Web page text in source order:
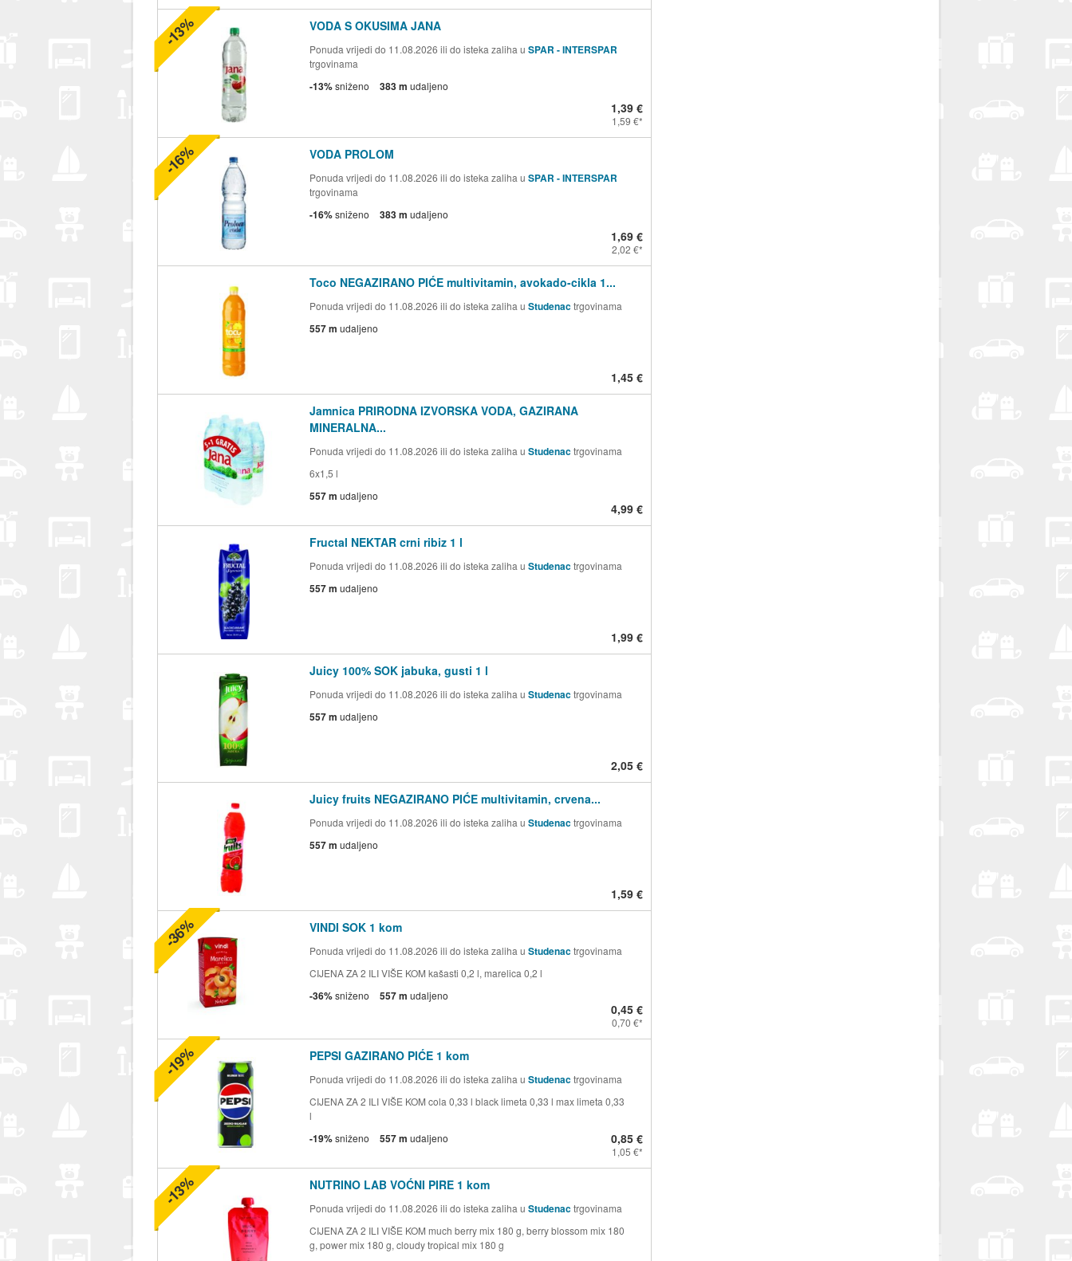
VODA S OKUSIMA JANA
Ponuda vrijedi do 11.08.2026 ili do isteka zaliha u SPAR - INTERSPAR
trgovinama
-13%sniženo 383 m udaljeno
1,39 €
1,59 €
-13%
VODA PROLOM
Ponuda vrijedi do 11.08.2026 ili do isteka zaliha u SPAR - INTERSPAR
trgovinama
-16%sniženo 383 m udaljeno
1,69 €
2,02 €
-16%
Toco NEGAZIRANO PIĆE multivitamin, avokado-cikla 1...
Ponuda vrijedi do 11.08.2026 ili do isteka zaliha u Studenactrgovinama
557 m udaljeno
1,45 €
Jamnica PRIRODNA IZVORSKA VODA, GAZIRANA
MINERALNA...
Ponuda vrijedi do 11.08.2026 ili do isteka zaliha u Studenactrgovinama
6x1,5 l
557 m udaljeno
4,99 €
Fructal NEKTAR crni ribiz 1 l
Ponuda vrijedi do 11.08.2026 ili do isteka zaliha u Studenactrgovinama
557 m udaljeno
1,99 €
Juicy 100% SOK jabuka, gusti 1 l
Ponuda vrijedi do 11.08.2026 ili do isteka zaliha u Studenactrgovinama
557 m udaljeno
2,05 €
Juicy fruits NEGAZIRANO PIĆE multivitamin, crvena...
Ponuda vrijedi do 11.08.2026 ili do isteka zaliha u Studenactrgovinama
557 m udaljeno
1,59 €
VINDI SOK 1 kom
Ponuda vrijedi do 11.08.2026 ili do isteka zaliha u Studenactrgovinama
CIJENA ZA 2 ILI VIŠE KOM kašasti 0,2 l, marelica 0,2 l
-36%sniženo 557 m udaljeno
0,45 €
0,70 €
-36%
PEPSI GAZIRANO PIĆE 1 kom
Ponuda vrijedi do 11.08.2026 ili do isteka zaliha u Studenactrgovinama
CIJENA ZA 2 ILI VIŠE KOM cola 0,33 l black limeta 0,33 l max limeta 0,33
l
-19%sniženo 557 m udaljeno 0,85 €
1,05 €
-19%
NUTRINO LAB VOĆNI PIRE 1 kom
Ponuda vrijedi do 11.08.2026 ili do isteka zaliha u Studenactrgovinama
CIJENA ZA 2 ILI VIŠE KOM much berry mix 180 g, berry blossom mix 180
g, power mix 180 g, cloudy tropical mix 180 g
-13%